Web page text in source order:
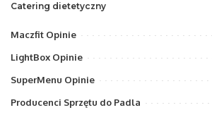
Catering dietetyczny
Maczfit Opinie
LightBox Opinie
SuperMenu Opinie
Producenci Sprzętu do Padla